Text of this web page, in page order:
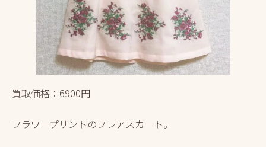
買取価格：6900円
フラワープリントのフレアスカート。